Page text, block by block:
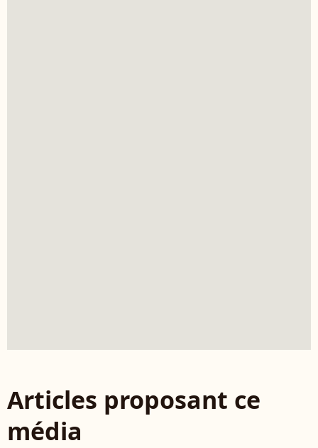
Articles proposant ce
média